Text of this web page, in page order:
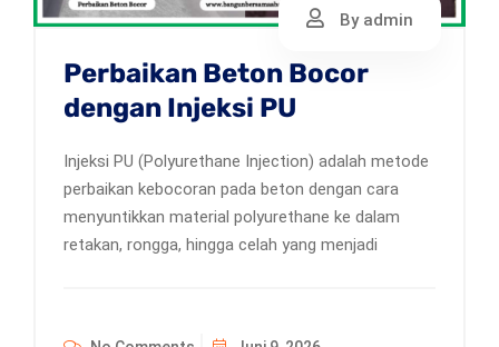
By admin
Perbaikan Beton Bocor
dengan Injeksi PU
Injeksi PU (Polyurethane Injection) adalah metode
perbaikan kebocoran pada beton dengan cara
menyuntikkan material polyurethane ke dalam
retakan, rongga, hingga celah yang menjadi